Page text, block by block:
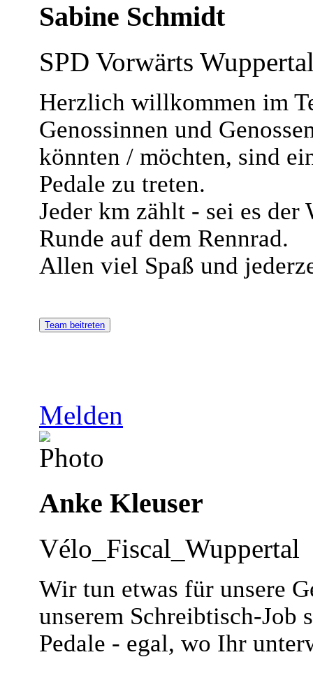
Sabine Schmidt
SPD Vorwärts
Herzlich willkommen im
Genossinnen und
könnten / möchten, sind
Pedale zu treten.
Jeder km zählt - sei es der
Runde auf dem Rennrad.
Allen viel Spaß und
Team beitreten
Melden
Anke Kleuser
Vélo_Fiscal_Wuppertal
Wir tun etwas für unsere
unserem Schreibtisch-Job
Pedale - egal, wo Ihr